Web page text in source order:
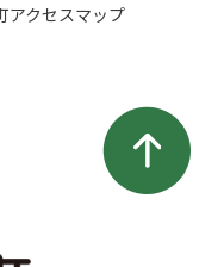
アクセスマップ